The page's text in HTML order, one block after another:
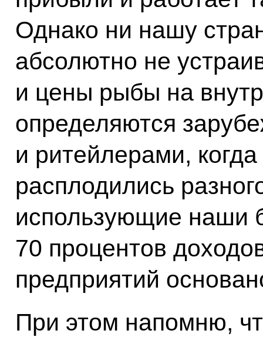
Однако ни нашу
абсолютно не
и цены рыбы на
определяются
и ритейлерами,
расплодились
использующие наши
70 процентов
предприятий
При этом напомню,